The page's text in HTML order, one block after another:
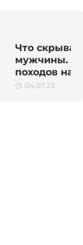
Что
мужчины. 5
походов
04.07.23